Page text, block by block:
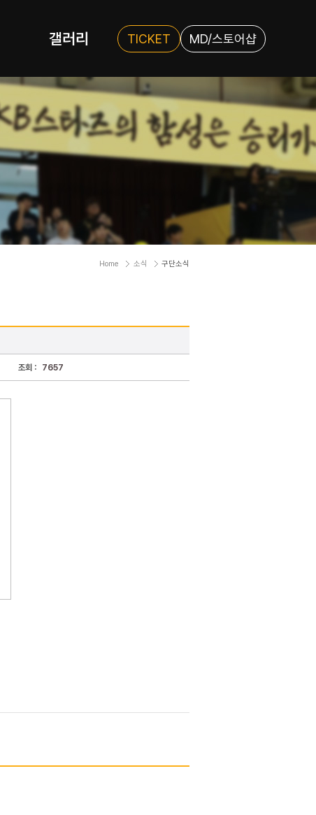
갤러리 TICKET MD/스토어샵
Home 소식 구단소식
조회 : 7657